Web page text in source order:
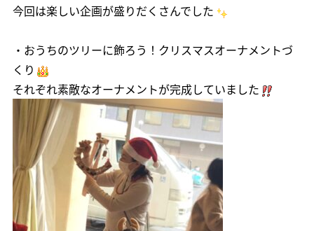
今回は楽しい企画が盛りだくさんでした
・おうちのツリーに飾ろう！クリスマスオーナメントづ
くり
それぞれ素敵なオーナメントが完成していました